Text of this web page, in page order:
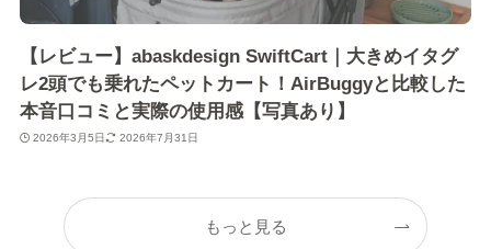
【レビュー】abaskdesign SwiftCart｜大きめイタグ
レ2頭でも乗れたペットカート！AirBuggyと比較した
本音口コミと実際の使用感【写真あり】
2026年3月5日 2026年7月31日
もっと見る